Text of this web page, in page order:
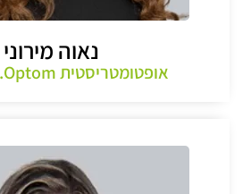
נאוה מירוני
אופטומטריסטית M.Sc. ; M.Optom